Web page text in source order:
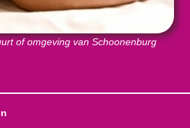
of omgeving van Schoonenburg